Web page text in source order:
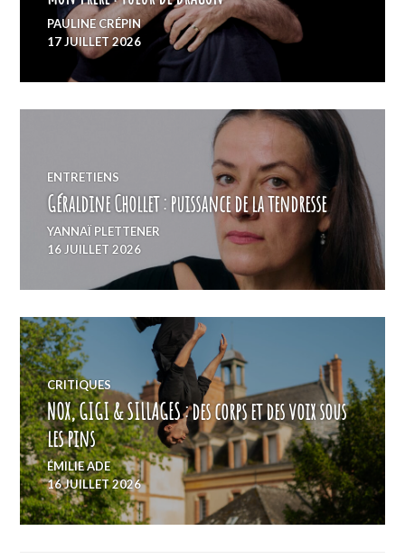
PAULINE CRÉPIN
17 JUILLET 2026
ENTRETIENS
Géraldine Chollet : puissance de la tendresse
YANNAÏ PLETTENER
16 JUILLET 2026
CRITIQUES
NOX, GIGI & SILLAGES : des corps et des voix sous
les pins
ÉMILIE ADE
16 JUILLET 2026